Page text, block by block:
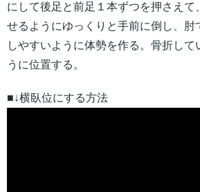
にして後足と前足１本ずつを押さえて
せるようにゆっくりと手前に倒し、肘
しやすいように体勢を作る。骨折して
うに位置する。
■↓横臥位にする方法